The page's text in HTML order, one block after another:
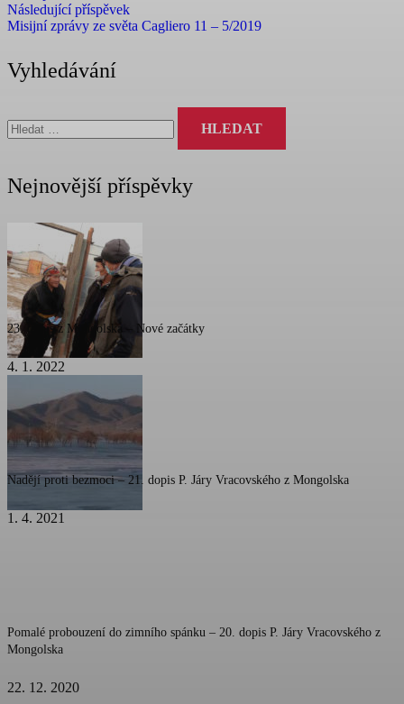
Následující příspěvek
Misijní zprávy ze světa Cagliero 11 – 5/2019
Vyhledávání
Nejnovější příspěvky
23. dopis z Mongolska – Nové začátky
4. 1. 2022
Nadějí proti bezmoci – 21. dopis P. Járy Vracovského z Mongolska
1. 4. 2021
Pomalé probouzení do zimního spánku – 20. dopis P. Járy Vracovského z
Mongolska
22. 12. 2020